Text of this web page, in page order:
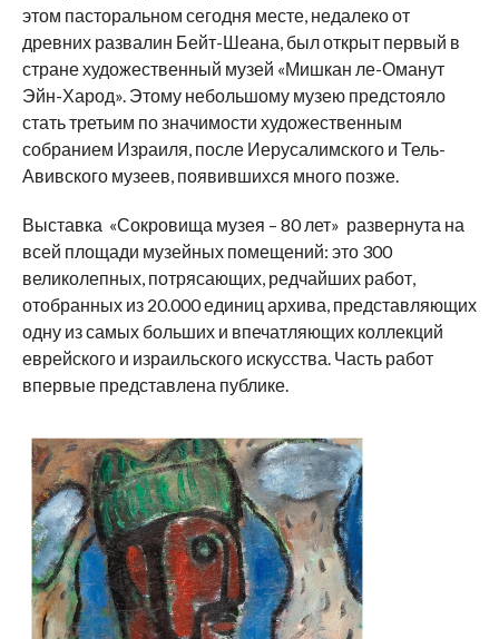
этом пасторальном сегодня месте, недалеко от
древних развалин Бейт-Шеана, был открыт первый в
стране художественный музей «Мишкан ле-Оманут
Эйн-Харод». Этому небольшому музею предстояло
стать третьим по значимости художественным
собранием Израиля, после Иерусалимского и Тель-
Авивского музеев, появившихся много позже.
Выставка «Сокровища музея – 80 лет» развернута на
всей площади музейных помещений: это 300
великолепных, потрясающих, редчайших работ,
отобранных из 20.000 единиц архива, представляющих
одну из самых больших и впечатляющих коллекций
еврейского и израильского искусства. Часть работ
впервые представлена публике.